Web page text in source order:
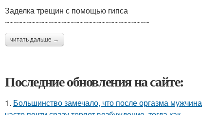
Заделка трещин с помощью гипса
~~~~~~~~~~~~~~~~~~~~~~~~~~~~~~~~~
читать дальше →
Последние обновления на сайте:
1. Большинство замечало, что после оргазма мужчина